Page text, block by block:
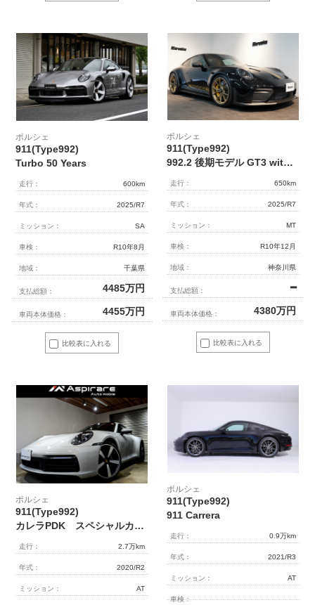
比較表に入れる
ポルシェ
911(Type992)
Turbo 50 Years
走行： 600km
年式： 2025/R7
ミッション： SA
車検： R10年8月
地域： 千葉県
支払総額： 4485万円
車両本体価格： 4455万円
比較表に入れる
ポルシェ
911(Type992)
992.2 後期モデル GT3 with Touring Package 6MT 正規D車 左H OP573 Exclusive Manufakturレザーインテリア PCCB Fリフト クロノPKG 1オーナー
走行： 650km
年式： 2025/R7
ミッション： MT
車検： R10年12月
地域： 神奈川県
支払総額： ━
車両本体価格： 4380万円
ポルシェ
911(Type992)
カレラPDK スペシャルカラークレヨン スポーツエグゾーストマフラー スポーツクロノパッケージ PASM ガラスサンルーフ スポーツシートプラス 20/21インチカレラエクスクルーシブアルミ
走行： 2.7万km
年式： 2020/R2
ミッション： AT
ポルシェ
911(Type992)
911 Carrera
走行： 0.9万km
年式： 2021/R3
ミッション： AT
車検：